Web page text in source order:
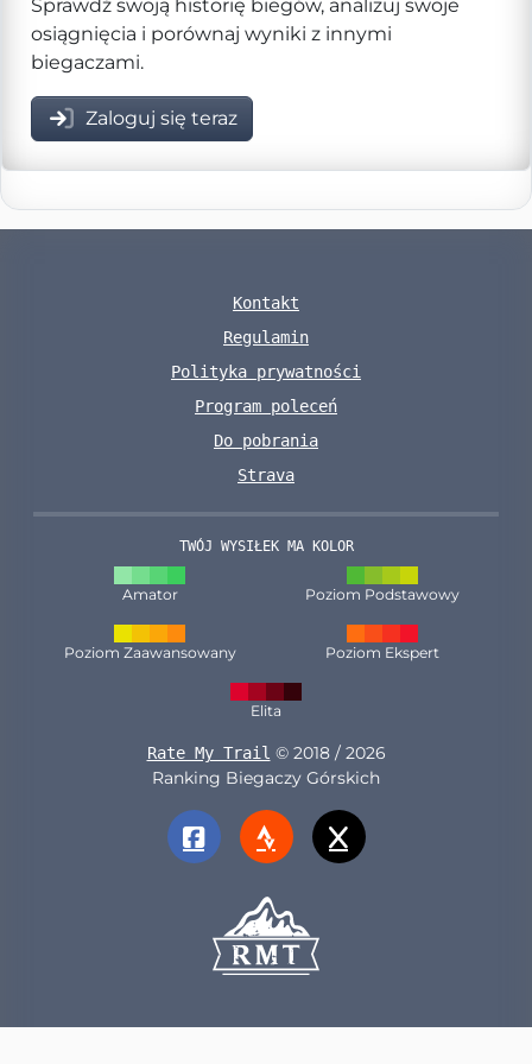
Sprawdź swoją historię biegów, analizuj swoje
osiągnięcia i porównaj wyniki z innymi
biegaczami.
Zaloguj się teraz
Kontakt
Regulamin
Polityka prywatności
Program poleceń
Do pobrania
Strava
TWÓJ WYSIŁEK MA KOLOR
Amator Poziom Podstawowy
Poziom Zaawansowany Poziom Ekspert
Elita
Rate My Trail © 2018 / 2026
Ranking Biegaczy Górskich